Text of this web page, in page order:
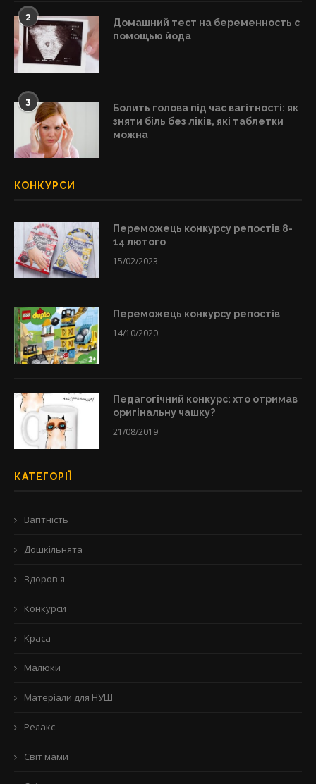
2
Домашний тест на беременность с
помощью йода
3
Болить голова під час вагітності: як
зняти біль без ліків, які таблетки
можна
КОНКУРСИ
Переможець конкурсу репостів 8-
14 лютого
15/02/2023
Переможець конкурсу репостів
14/10/2020
Педагогічний конкурс: хто отримав
оригінальну чашку?
21/08/2019
КАТЕГОРІЇ
Вагітність
Дошкільнята
Здоров'я
Конкурси
Краса
Малюки
Матеріали для НУШ
Релакс
Світ мами